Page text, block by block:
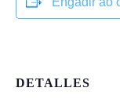
DETALLES